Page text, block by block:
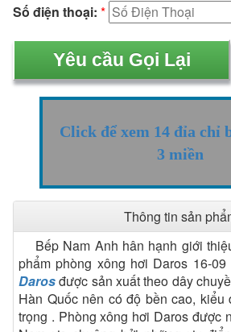
Số điện thoại: *
Click để xem 14 đỉa chỉ
3 miền
Thông tin sản
Bếp Nam Anh hân hạnh giới thiệu tới quý khách sản
phẩm phòng xông hơi Daros 16-
Darosđược sản xuất theo dây
Hàn Quốc nên có độ bền cao, kiểu
trọng . Phòng xông hơi Daros được